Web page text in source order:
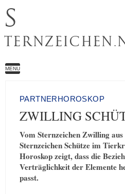
S
MENU
PARTNERHOROSKOP
ZWILLING
Vom Sternzeichen Zwilling aus
Sternzeichen Schütze im
Horoskop zeigt, dass die
Verträglichkeit der Elemente
passt.